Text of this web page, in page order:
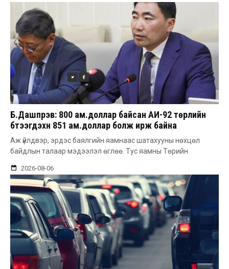
Б.Дашпүрэв: 800 ам.доллар байсан АИ-92 төрлийн
бүтээгдэхүүн 851 ам.доллар болж ирж байна
Аж үйлдвэр, эрдэс баялгийн яамнаас шатахууны нөхцөл
байдлын талаар мэдээлэл өглөө. Тус яамны Төрийн
2026-08-06